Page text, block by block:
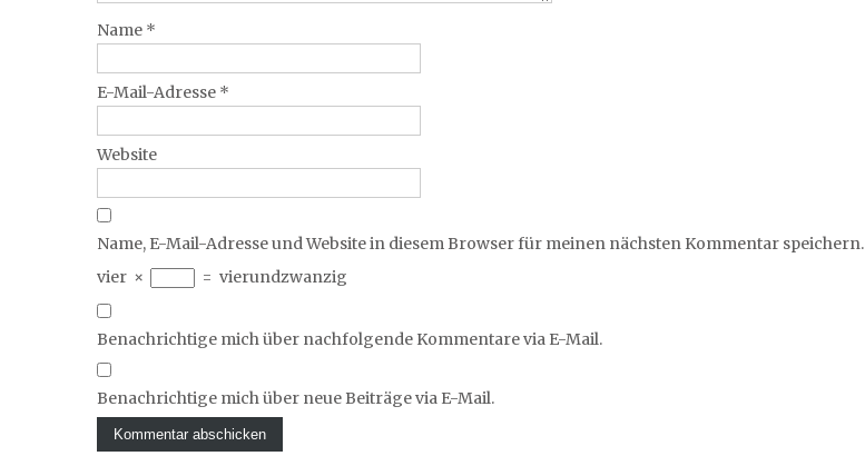
Name *
E-Mail-Adresse *
Website
Name, E-Mail-Adresse und Website in diesem Browser für meinen nächsten Kommentar speichern.
vier × = vierundzwanzig
Benachrichtige mich über nachfolgende Kommentare via E-Mail.
Benachrichtige mich über neue Beiträge via E-Mail.